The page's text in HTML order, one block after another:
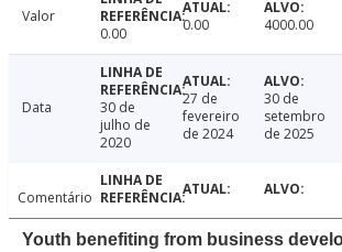
Valor
0.00
0.00 4000.00
Data
30 de
julho de
2020
27 de
fevereiro
de 2024
30 de
setembro
de 2025
Comentário
Youth benefiting from business